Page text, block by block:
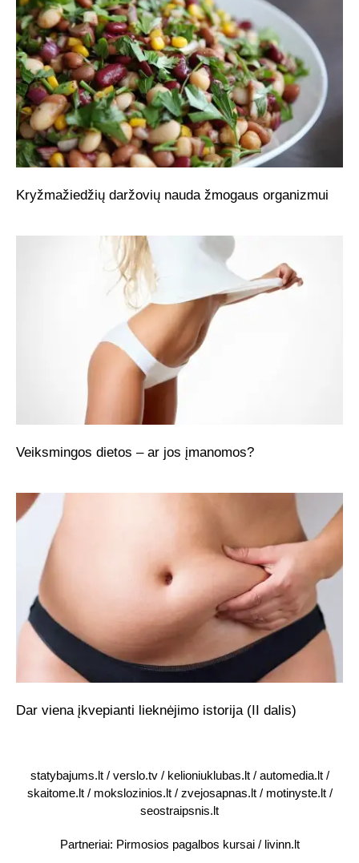
Kryžmažiedžių daržovių nauda žmogaus organizmui
Veiksmingos dietos – ar jos įmanomos?
Dar viena įkvepianti lieknėjimo istorija (II dalis)
statybajums.lt/ verslo.tv/ kelioniuklubas.lt/ automedia.lt/
skaitome.lt/ mokslozinios.lt/ zvejosapnas.lt/ motinyste.lt/
seostraipsnis.lt
Partneriai: Pirmosios pagalbos kursai/ livinn.lt